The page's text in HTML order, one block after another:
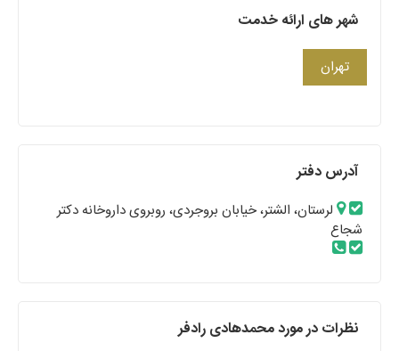
شهر های ارائه خدمت
تهران
آدرس دفتر
لرستان، الشتر، خیابان بروجردی، روبروی داروخانه دکتر
شجاع
نظرات در مورد محمدهادی رادفر